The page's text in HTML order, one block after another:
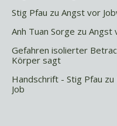
Stig Pfau zu Angst vor
Anh Tuan Sorge zu Angst
Gefahren isolierter
Körper sagt
Handschrift - Stig Pfau zu
Job